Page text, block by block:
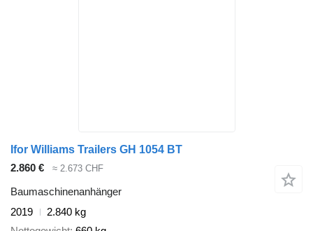
Ifor Williams Trailers GH 1054 BT
2.860 €
≈ 2.673 CHF
Baumaschinenanhänger
2019
2.840 kg